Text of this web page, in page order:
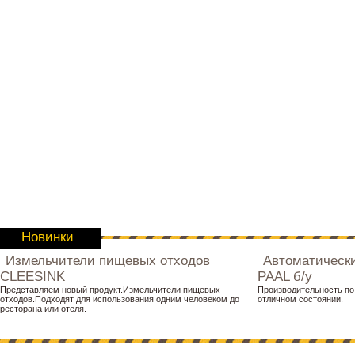
Новинки
Измельчители пищевых отходов
CLEESINK
Представляем новый продукт.Измельчители пищевых
отходов.Подходят для использования одним человеком до
ресторана или отеля.
PAAL б/у
Производительность
отличном состоянии.